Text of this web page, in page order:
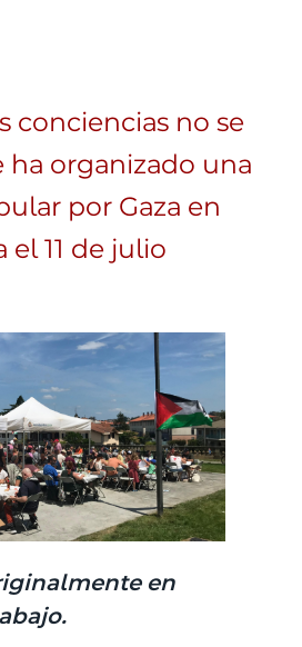
seguir denunciando la situación en Palestina
conciencias no se
ha organizado una
por Gaza en
el 11 de julio
en